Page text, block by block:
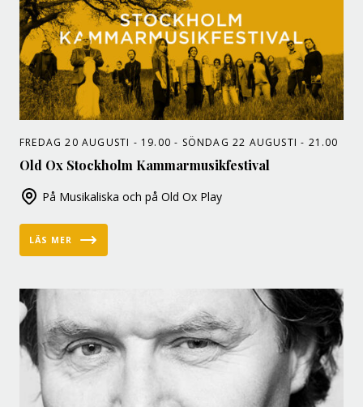
FREDAG 20 AUGUSTI - 19.00 - SÖNDAG 22 AUGUSTI - 21.00
Old Ox Stockholm Kammarmusikfestival
På Musikaliska och på Old Ox Play
LÄS MER